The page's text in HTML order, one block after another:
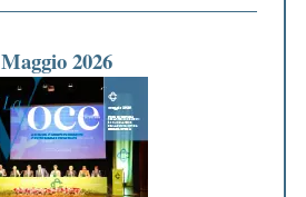
Maggio 2026